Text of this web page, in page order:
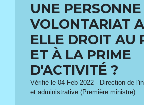
UNE PERSONNE
VOLONTARIAT
ELLE DROIT AU
ET À LA PRIME
D'ACTIVITÉ ?
Vérifié le 04 Feb 2022 - Direction de
et administrative (Première ministre)